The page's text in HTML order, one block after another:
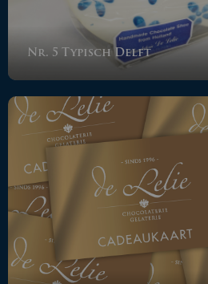
Nr. 5 Typisch Delft